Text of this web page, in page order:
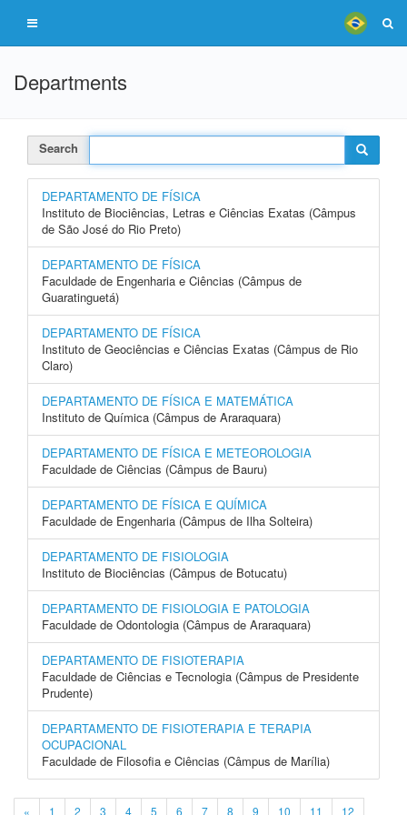
Departments
Search
DEPARTAMENTO DE FÍSICA
Instituto de Biociências, Letras e Ciências Exatas (Câmpus
de São José do Rio Preto)
DEPARTAMENTO DE FÍSICA
Faculdade de Engenharia e Ciências (Câmpus de
Guaratinguetá)
DEPARTAMENTO DE FÍSICA
Instituto de Geociências e Ciências Exatas (Câmpus de Rio
Claro)
DEPARTAMENTO DE FÍSICA E MATEMÁTICA
Instituto de Química (Câmpus de Araraquara)
DEPARTAMENTO DE FÍSICA E METEOROLOGIA
Faculdade de Ciências (Câmpus de Bauru)
DEPARTAMENTO DE FÍSICA E QUÍMICA
Faculdade de Engenharia (Câmpus de Ilha Solteira)
DEPARTAMENTO DE FISIOLOGIA
Instituto de Biociências (Câmpus de Botucatu)
DEPARTAMENTO DE FISIOLOGIA E PATOLOGIA
Faculdade de Odontologia (Câmpus de Araraquara)
DEPARTAMENTO DE FISIOTERAPIA
Faculdade de Ciências e Tecnologia (Câmpus de Presidente
Prudente)
DEPARTAMENTO DE FISIOTERAPIA E TERAPIA
OCUPACIONAL
Faculdade de Filosofia e Ciências (Câmpus de Marília)
« 1 2 3 4 5 6 7 8 9 10 11 12